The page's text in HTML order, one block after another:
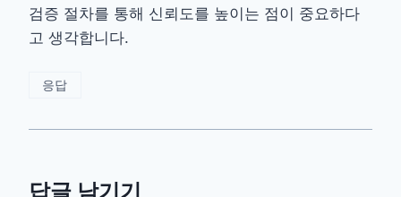
검증 절차를 통해 신뢰도를 높이는 점이 중요하다
고 생각합니다.
응답
답글 남기기